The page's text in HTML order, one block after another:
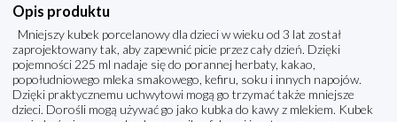
Opis produktu
Mniejszy kubek porcelanowy dla dzieci w wieku od 3 lat został
zaprojektowany tak, aby zapewnić picie przez cały dzień. Dzięki
pojemności 225 ml nadaje się do porannej herbaty, kakao,
popołudniowego mleka smakowego, kefiru, soku i innych napojów.
Dzięki praktycznemu uchwytowi mogą go trzymać także mniejsze
dzieci. Dorośli mogą używać go jako kubka do kawy z mlekiem. Kubek